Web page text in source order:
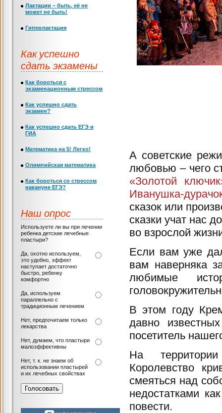
А советские
любовью – чего
«Золотой
Иванушка-
сказок или
сказки учат нас
во взрослой
Если вам уже
вам наверняка
любимые
В этом году
давно
посетитель
На территории
Королевство
смеяться над
недостатками
повести.
Лактации – быть, её не
может не быть!
Гиперлактация
Как успешно
сдать экзамены
Как бороться с
экзаменационным стрессом
Как успешно сдать
экзамен?
Как успешно сдать ЕГЭ и
ГИА
Математика на 5! Легко!
Олимпийская математика
Как бороться со стрессом
накануне ЕГЭ?
Наш опрос
Используете ли вы при лечении
ребенка детские лечебные
пластыри?
Да, охотно используем,
это удобно, эффект
наступает достаточно
быстро, ребенку
комфортно
Да, используем
параллельно с
традиционным лечением
Нет, предпочитаем только
лекарства
Нет, думаем, что пластыри
малоэффективны
Нет, т. к. не знаем об
использовании пластырей
и их лечебных свойствах